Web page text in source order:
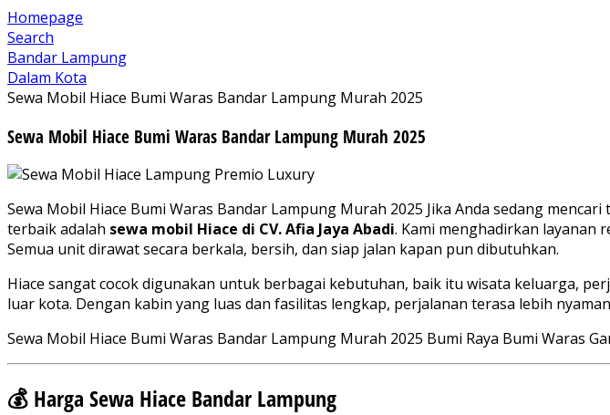
Homepage
Search
Bandar Lampung
Dalam Kota
Sewa Mobil Hiace Bumi Waras Bandar Lampung Murah 2025
Sewa Mobil Hiace Bumi Waras Bandar Lampung Murah 2025
Sewa Mobil Hiace Bumi Waras Bandar Lampung Murah 2025 Jika Anda sedang
terbaik adalah sewa mobil Hiace di CV. Afia Jaya Abadi. Kami menghadirkan layanan
Semua unit dirawat secara berkala, bersih, dan siap jalan kapan pun dibutuhkan.
Hiace sangat cocok digunakan untuk berbagai kebutuhan, baik itu wisata keluarga,
luar kota. Dengan kabin yang luas dan fasilitas lengkap, perjalanan terasa lebih
Sewa Mobil Hiace Bumi Waras Bandar Lampung Murah 2025 Bumi Raya Bumi Waras
💰 Harga Sewa Hiace Bandar Lampung